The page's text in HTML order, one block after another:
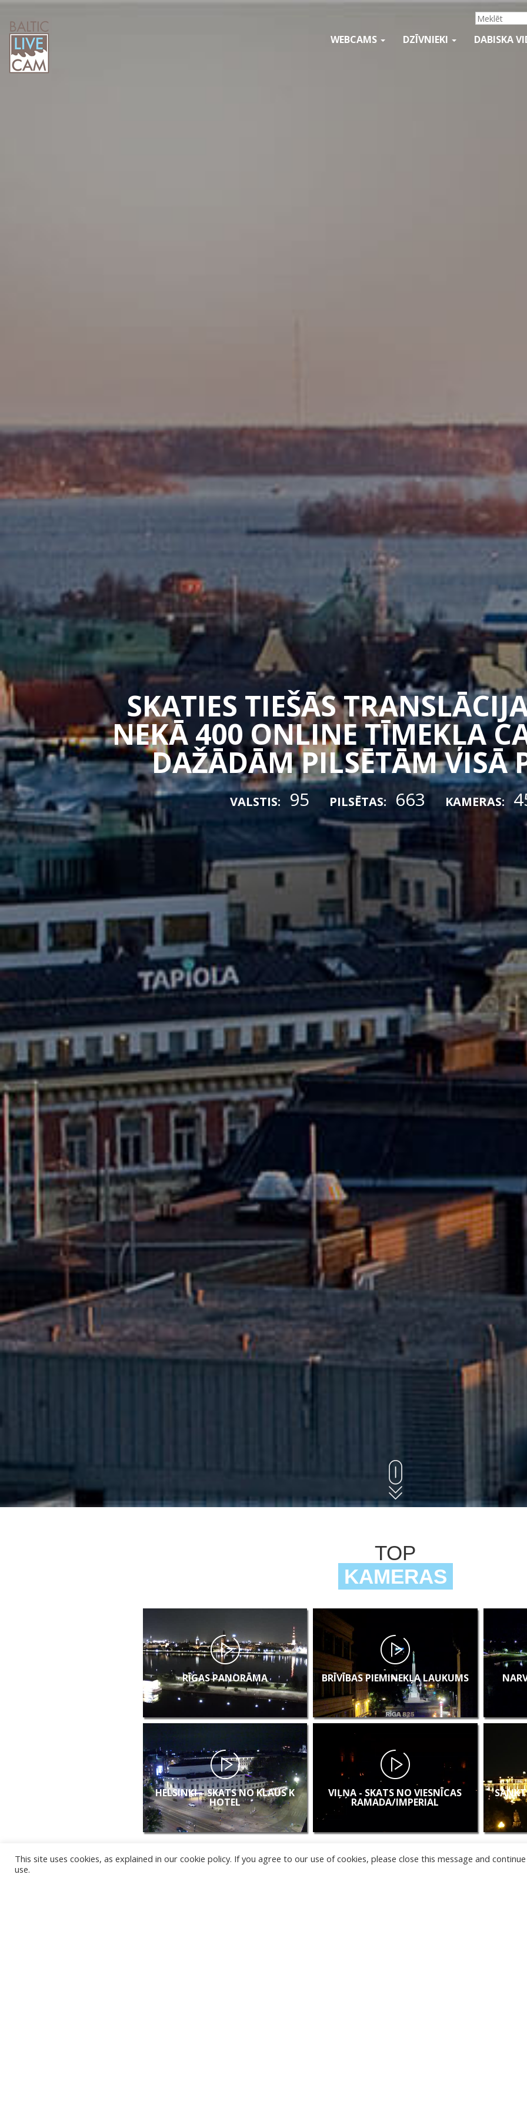
WEBCAMS DZĪVNIEKI DABISKA
SKATIES TIEŠĀS
NEKĀ 400 ONLINE TĪMEKĻA
DAŽĀDĀM PILSĒTĀM VISĀ
VALSTIS: 95 PILSĒTAS: 663 KAMERAS:
TOP
KAMERAS
RĪGAS PANORĀMA BRĪVĪBAS PIEMINEKĻA LAUKUMS
HELSINKI – SKATS NO KLAUS K
HOTEL
VIĻŅA - SKATS NO VIESNĪCAS
RAMADA/IMPERIAL
This site uses cookies, as explained in our cookie policy. If you agree to our use of cookies, please close this message and
use.